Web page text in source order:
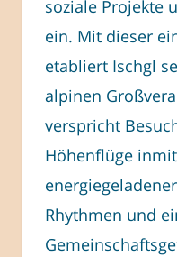
soziale Projekte
ein. Mit dieser
etabliert Ischgl
alpinen
verspricht
Höhenflüge
Rhythmen und